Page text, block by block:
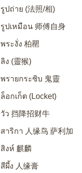
รูปถ่าย (法照/相)
รูปเหมือน 师傅自身
พระงั่ง 柏罌
ลิง (靈猴)
พรายกระซิบ 鬼靈
ล็อกเก็ต (Locket)
วัว 挡降招财牛
สาริกา 人缘鸟 萨利加
สิงห์ 麒麟
สีผึ้ง 人缘膏